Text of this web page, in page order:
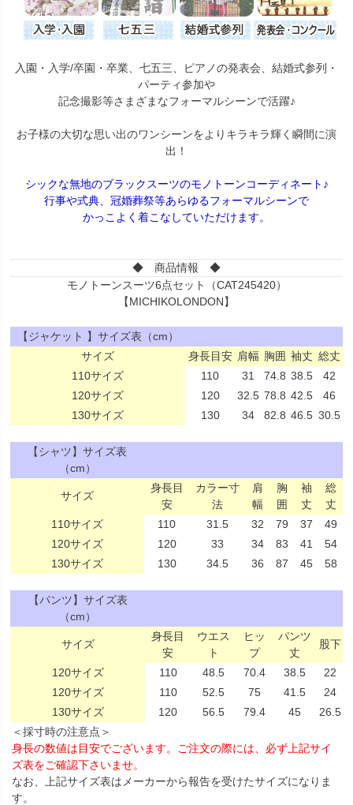
入園・入学/卒園・卒業、七五三、ピアノの発表会、結婚式参列・
パーティ参加や
記念撮影等さまざまなフォーマルシーンで活躍♪
お子様の大切な思い出のワンシーンをよりキラキラ輝く瞬間に演
出！
シックな無地のブラックスーツのモノトーンコーディネート♪
行事や式典、冠婚葬祭等あらゆるフォーマルシーンで
かっこよく着こなしていただけます。
◆ 商品情報 ◆
モノトーンスーツ6点セット（CAT245420）
【MICHIKOLONDON】
【ジャケット 】サイズ表（cm）
サイズ
身長目安 肩幅 胸囲 袖丈 総丈
110サイズ
110 31 74.8 38.5
42
120サイズ
120 32.5 78.8 42.5
46
130サイズ
130 34 82.8 46.5 30.5
【シャツ】サイズ表
（cm）
サイズ
身長目
安
カラー寸
法
肩
幅
胸
囲
袖
丈
総
丈
110サイズ
110 31.5 32 79 37
49
120サイズ
120 33 34 83 41
54
130サイズ
130 34.5 36 87 45 58
【パンツ】サイズ表
（cm）
サイズ
身長目
安
ウエス
ト
ヒッ
プ
パンツ
丈
股下
120サイズ 110 48.5 70.4 38.5
22
120サイズ
110 52.5 75 41.5
24
130サイズ
120 56.5 79.4 45
26.5
＜採寸時の注意点＞
身長の数値は目安でございます。ご注文の際には、必ず上記サイ
ズ表をご確認下さいませ。
なお、上記サイズ表はメーカーから報告を受けたサイズになりま
す。